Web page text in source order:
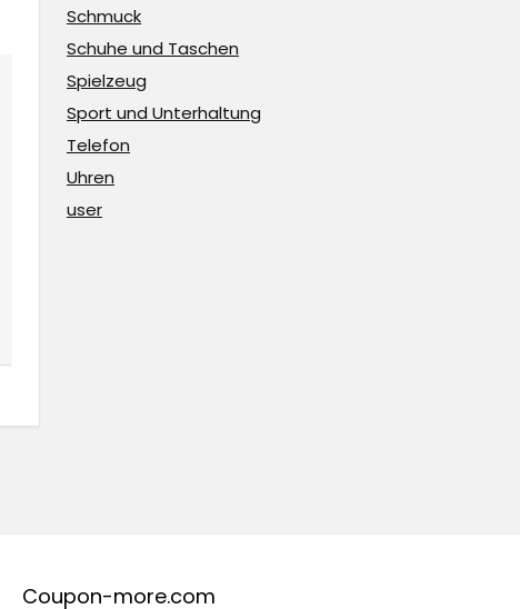
Schmuck
Schuhe und Taschen
Spielzeug
Sport und Unterhaltung
Telefon
Uhren
user
Coupon-more.com